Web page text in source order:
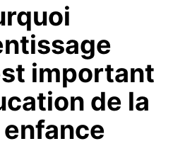
important
de la